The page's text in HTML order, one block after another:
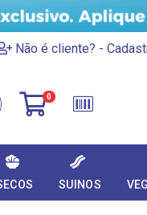
Não é cliente? -
0
SUINOS